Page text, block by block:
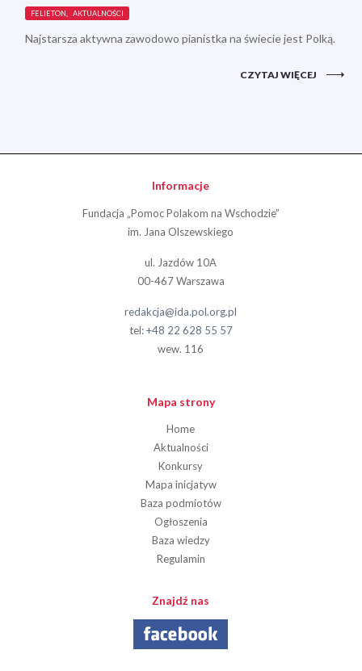
FELIETON, AKTUALNOŚCI
Najstarsza aktywna zawodowo pianistka na świecie jest Polką.
CZYTAJ WIĘCEJ
Informacje
Fundacja „Pomoc Polakom na Wschodzie”
im. Jana Olszewskiego
ul. Jazdów 10A
00-467 Warszawa
redakcja@ida.pol.org.pl
tel:+48 22 628 55 57
wew. 116
Mapa strony
Home
Aktualności
Konkursy
Mapa inicjatyw
Baza podmiotów
Ogłoszenia
Baza wiedzy
Regulamin
Znajdź nas